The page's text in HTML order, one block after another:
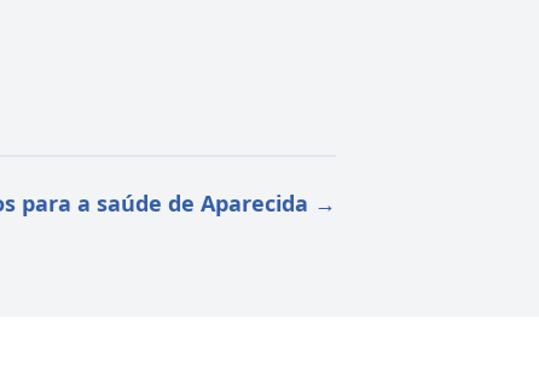
para a saúde de Aparecida →